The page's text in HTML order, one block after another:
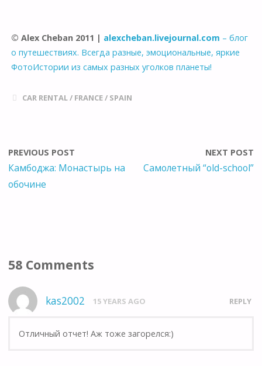
© Alex Cheban 2011 | alexcheban.livejournal.com – блог
о путешествиях. Всегда разные, эмоциональные, яркие
ФотоИстории из самых разных уголков планеты!
CAR RENTAL/ FRANCE/ SPAIN
PREVIOUS POST
Камбоджа: Монастырь на
обочине
NEXT POST
Самолетный “old-school”
58 Comments
kas2002 15 YEARS AGO REPLY
Отличный отчет! Аж тоже загорелся:)